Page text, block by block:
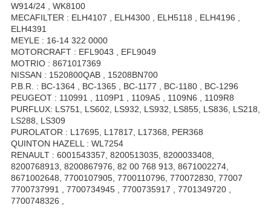
W914/24 , WK8100
MECAFILTER : ELH4107 , ELH4300 , ELH5118 , ELH4196 ,
ELH4391
MEYLE : 16-14 322 0000
MOTORCRAFT : EFL9043 , EFL9049
MOTRIO : 8671017369
NISSAN : 1520800QAB , 15208BN700
P.B.R. : BC-1364 , BC-1365 , BC-1177 , BC-1180 , BC-1296
PEUGEOT : 110991 , 1109P1 , 1109A5 , 1109N6 , 1109R8
PURFLUX: LS751, LS602, LS932, LS932, LS855, LS836, LS218,
LS288, LS309
PUROLATOR : L17695, L17817, L17368, PER368
QUINTON HAZELL : WL7254
RENAULT : 6001543357, 8200513035, 8200033408,
8200768913, 8200867976, 82 00 768 913, 8671002274,
8671002648, 7700107905, 7700110796, 770072830, 77007
7700737991 , 7700734945 , 7700735917 , 7701349720 ,
7700748326 ,